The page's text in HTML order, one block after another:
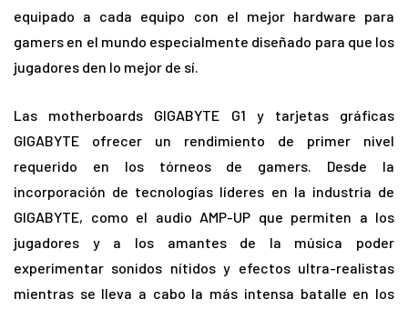
equipado a cada equipo con el mejor hardware para
gamers en el mundo especialmente diseñado para que los
jugadores den lo mejor de sí.
Las motherboards GIGABYTE G1 y tarjetas gráficas
GIGABYTE ofrecer un rendimiento de primer nivel
requerido en los tórneos de gamers. Desde la
incorporación de tecnologías líderes en la industria de
GIGABYTE, como el audio AMP-UP que permiten a los
jugadores y a los amantes de la música poder
experimentar sonidos nítidos y efectos ultra-realistas
mientras se lleva a cabo la más intensa batalle en los